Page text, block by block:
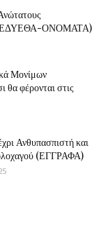
(ΕΔΥΕΘΑ-ΟΝΟΜΑΤΑ)
Μονίμων
φέρονται στις
Ανθυπασπιστή και
(ΕΓΓΡΑΦΑ)